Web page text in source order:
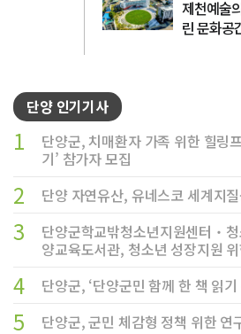
제천예술
린 문화공
단양 인기기사
1
단양군, 치매환자 가족 위한 힐링
기’ 참가자 모집
2 단양 자연유산, 유네스코 세계지
3
단양군학교밖청소년지원센터‧
양교육도서관, 청소년 성장지원
4 단양군, ‘단양군민 함께 한 책 읽기
5 단양군, 군민 체감형 정책 위한 연